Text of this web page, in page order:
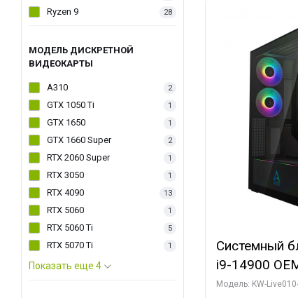
Ryzen 9 28
МОДЕЛЬ ДИСКРЕТНОЙ
ВИДЕОКАРТЫ
A310 2
GTX 1050 Ti 1
GTX 1650 1
GTX 1660 Super 2
RTX 2060 Super 1
RTX 3050 1
RTX 4090 13
RTX 5060 1
RTX 5060 Ti 5
RTX 5070 Ti 1
Показать еще 4
Системный
i9-14900
C24 16EC/
Модель: KW-